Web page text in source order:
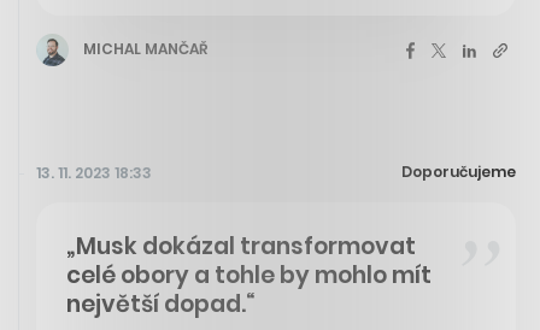
MICHAL MANČAŘ
13. 11. 2023 18:33 Doporučujeme
„Musk dokázal transformovat
celé obory a tohle by mohlo mít
největší dopad.“